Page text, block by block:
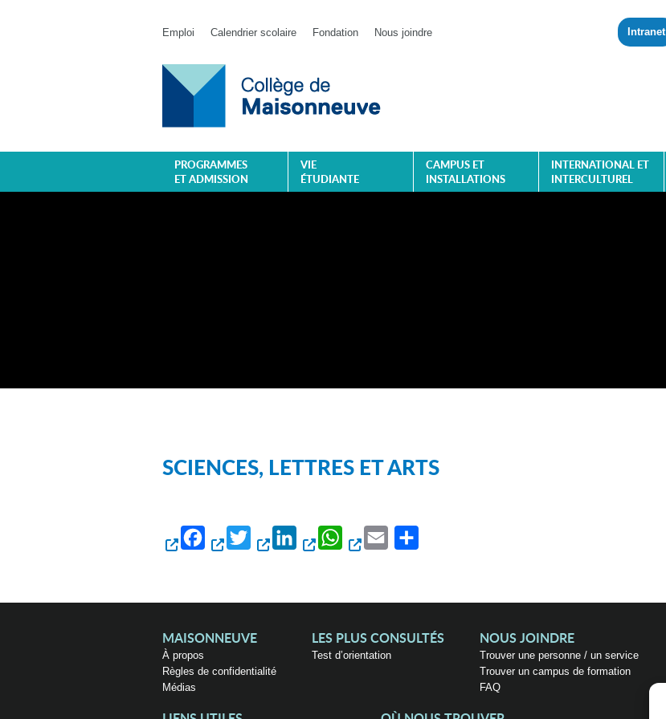
Emploi Calendrier scolaire Fondation Nous joindre Intranet
PROGRAMMES
ET ADMISSION
VIE
ÉTUDIANTE
CAMPUS ET
INSTALLATIONS
INTERNATIONAL ET
INTERCULTUREL
SCIENCES, LETTRES ET ARTS
FacebookTwitter LinkedInWhatsAppEmail
MAISONNEUVE
À propos
Règles de confidentialité
Médias
LES PLUS CONSULTÉS
Test d’orientation
NOUS JOINDRE
Trouver une personne / un service
Trouver un campus de formation
FAQ